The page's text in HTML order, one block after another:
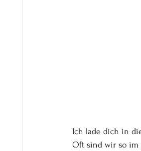
Ich lade dich in
Oft sind wir so im